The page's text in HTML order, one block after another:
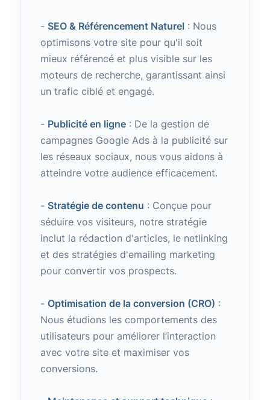
- SEO & Référencement Naturel : Nous
optimisons votre site pour qu'il soit
mieux référencé et plus visible sur les
moteurs de recherche, garantissant ainsi
un trafic ciblé et engagé.
- Publicité en ligne: De la gestion de
campagnes Google Ads à la publicité sur
les réseaux sociaux, nous vous aidons à
atteindre votre audience efficacement.
- Stratégie de contenu : Conçue pour
séduire vos visiteurs, notre stratégie
inclut la rédaction d'articles, le netlinking
et des stratégies d'emailing marketing
pour convertir vos prospects.
- Optimisation de la conversion (CRO) :
Nous étudions les comportements des
utilisateurs pour améliorer l’interaction
avec votre site et maximiser vos
conversions.